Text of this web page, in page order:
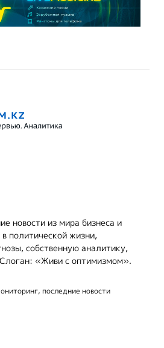
новости из мира бизнеса и
политической жизни,
собственную аналитику,
«Живи с оптимизмом».
последние новости